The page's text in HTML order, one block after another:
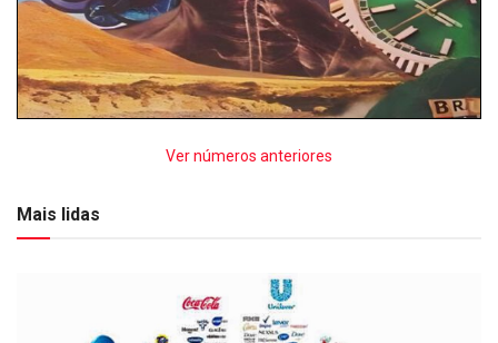
Ver números anteriores
Mais lidas